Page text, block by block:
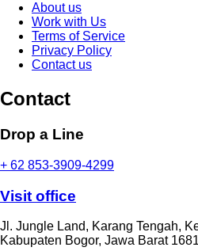
About us
Work with Us
Terms of Service
Privacy Policy
Contact us
Contact
Drop a Line
+ 62 853-3909-4299
Visit office
Jl. Jungle Land, Karang Tengah,
Kabupaten Bogor, Jawa Barat